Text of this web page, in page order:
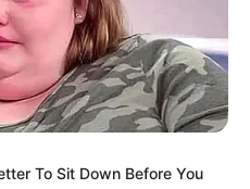
To Sit Down Before You